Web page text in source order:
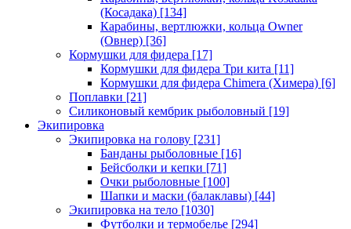
(Косадака) [134]
Карабины, вертлюжки, кольца Owner
(Овнер) [36]
Кормушки для фидера [17]
Кормушки для фидера Три кита [11]
Кормушки для фидера Chimera (Химера) [6]
Поплавки [21]
Силиконовый кембрик рыболовный [19]
Экипировка
Экипировка на голову [231]
Банданы рыболовные [16]
Бейсболки и кепки [71]
Очки рыболовные [100]
Шапки и маски (балаклавы) [44]
Экипировка на тело [1030]
Футболки и термобелье [294]